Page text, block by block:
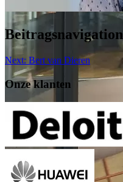
Beitragsnavigation
Next: Bert van Dieren
Onze klanten